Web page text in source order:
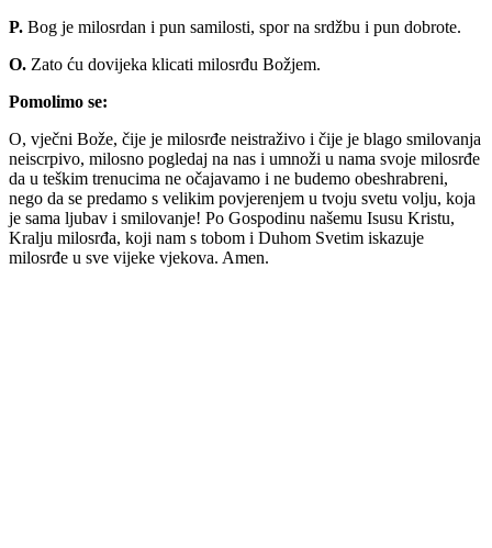
P. Bog je milosrdan i pun samilosti, spor na srdžbu i pun dobrote.
O. Zato ću dovijeka klicati milosrđu Božjem.
Pomolimo se:
O, vječni Bože, čije je milosrđe neistraživo i čije je blago smilovanja
neiscrpivo, milosno pogledaj na nas i umnoži u nama svoje milosrđe
da u teškim trenucima ne očajavamo i ne budemo obeshrabreni,
nego da se predamo s velikim povjerenjem u tvoju svetu volju, koja
je sama ljubav i smilovanje! Po Gospodinu našemu Isusu Kristu,
Kralju milosrđa, koji nam s tobom i Duhom Svetim iskazuje
milosrđe u sve vijeke vjekova. Amen.